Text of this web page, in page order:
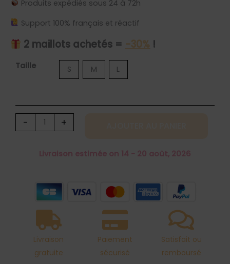
Produits expédiés sous 24 à 72h
Support 100% français et réactif
2 maillots achetés = -30% !
Taille S M L
-
quantité
de
bain
string
tournesols
+
Livraison estimée on 14 - 20 août, 2026
Livraison
gratuite
Paiement
sécurisé
Satisfait ou
remboursé